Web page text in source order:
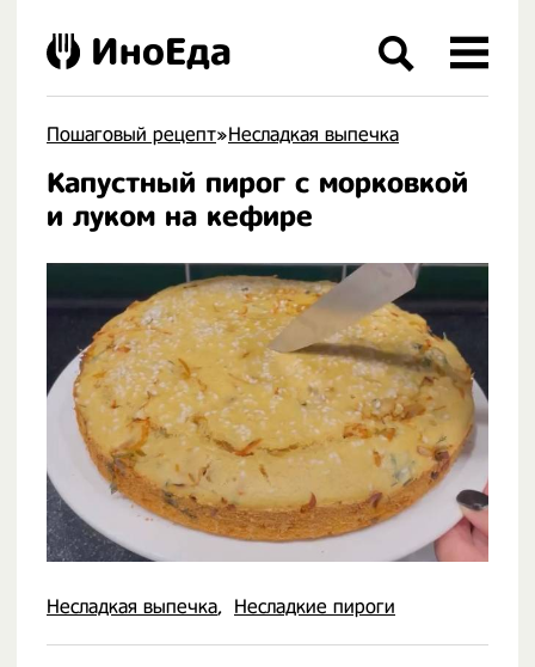
Пошаговый рецепт»Несладкая выпечка
Капустный пирог с морковкой
и луком на кефире
Несладкая выпечка Несладкие пироги
ИноЕда